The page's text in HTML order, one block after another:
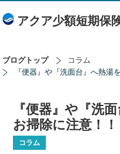
アクア少額短期保
ブログトップ
コラム
『便器』や『洗面台』へ熱湯
『便器』や『洗
お掃除に注意！！
コラム